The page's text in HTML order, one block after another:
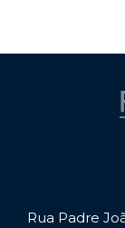
Rua Padre